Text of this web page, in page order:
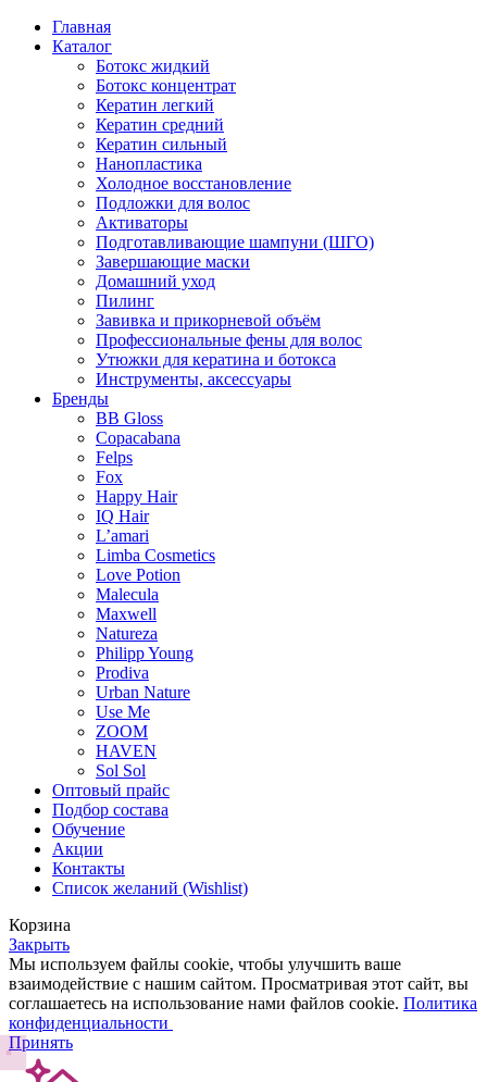
Главная
Каталог
Ботокс жидкий
Ботокс концентрат
Кератин легкий
Кератин средний
Кератин сильный
Нанопластика
Холодное восстановление
Подложки для волос
Активаторы
Подготавливающие шампуни (ШГО)
Завершающие маски
Домашний уход
Пилинг
Завивка и прикорневой объём
Профессиональные фены для волос
Утюжки для кератина и ботокса
Инструменты, аксессуары
Бренды
BB Gloss
Copacabana
Felps
Fox
Happy Hair
IQ Hair
L’amari
Limba Cosmetics
Love Potion
Malecula
Maxwell
Natureza
Philipp Young
Prodiva
Urban Nature
Use Me
ZOOM
HAVEN
Sol Sol
Оптовый прайс
Подбор состава
Обучение
Акции
Контакты
Список желаний (Wishlist)
Корзина
Закрыть
Мы используем файлы cookie, чтобы улучшить ваше
взаимодействие с нашим сайтом. Просматривая этот сайт, вы
соглашаетесь на использование нами файлов cookie. Политика
конфиденциальности
Принять